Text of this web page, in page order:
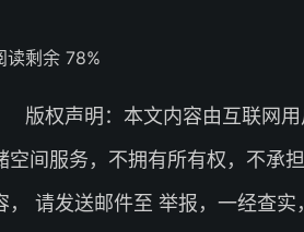
读剩余 78%
版权声明：本文内容由互联网
空间服务，不拥有所有权，不承
， 请发送邮件至 举报，一经查实